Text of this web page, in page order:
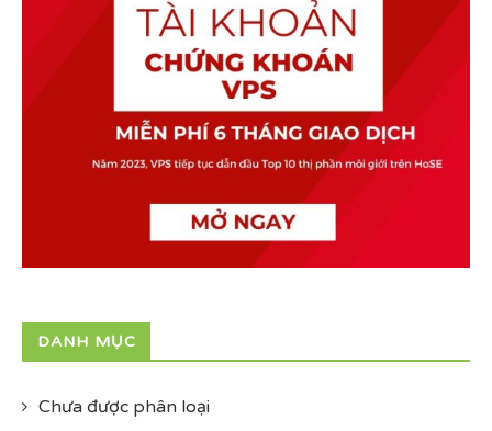
DANH MỤC
Chưa được phân loại